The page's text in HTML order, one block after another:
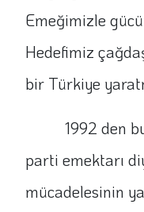
Emeğimizle
Hedefimiz
bir Türkiye
1992 den
parti emektarı
mücadelesinin